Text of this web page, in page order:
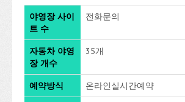
야영장 사이
트 수
전화문의
자동차 야영
장 개수
35개
예약방식 온라인실시간예약